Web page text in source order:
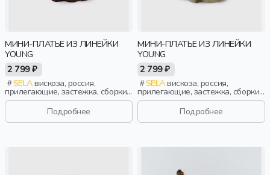
МИНИ-ПЛАТЬЕ ИЗ ЛИНЕЙКИ
YOUNG
2 799 ₽
SELAвискоза, россия,
прилегающие, застежка, сборки,
клеш, девочки, старшеклассники,
Подробнее
МИНИ-ПЛАТЬЕ ИЗ ЛИНЕЙКИ
YOUNG
2 799 ₽
SELAвискоза, россия,
прилегающие, застежка, сборки,
клеш, девочки, старшеклассники,
Подробнее